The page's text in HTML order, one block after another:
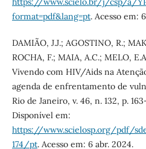
format=pdf&lang=pt. Acesso em:
DAMIÃO, J.J.; AGOSTINO, R.;
ROCHA, F.; MAIA, A.C.; MELO,
Vivendo com HIV/Aids na
agenda de enfrentamento de
Rio de Janeiro, v. 46, n. 132, p.
Disponível em:
https://www.scielosp.org/pdf/
174/pt. Acesso em: 6 abr. 2024.